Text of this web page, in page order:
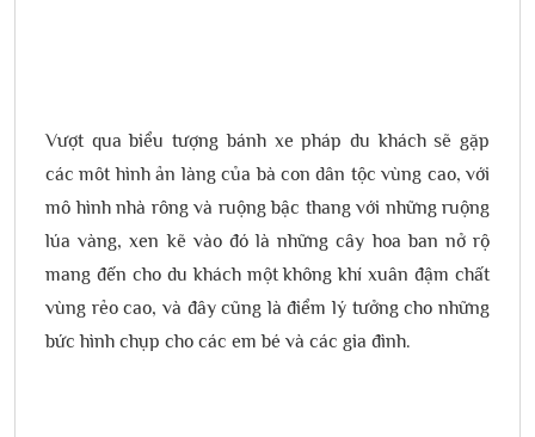
Vượt qua biểu tượng bánh xe pháp du khách sẽ gặp
các môt hình ản làng của bà con dân tộc vùng cao, với
mô hình nhà rông và ruộng bậc thang với những ruộng
lúa vàng, xen kẽ vào đó là những cây hoa ban nở rộ
mang đến cho du khách một không khí xuân đậm chất
vùng rẻo cao, và đây cũng là điểm lý tưởng cho những
bức hình chụp cho các em bé và các gia đình.